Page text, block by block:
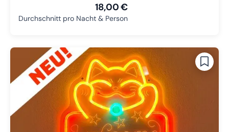
18,00 €
Durchschnitt pro Nacht & Person